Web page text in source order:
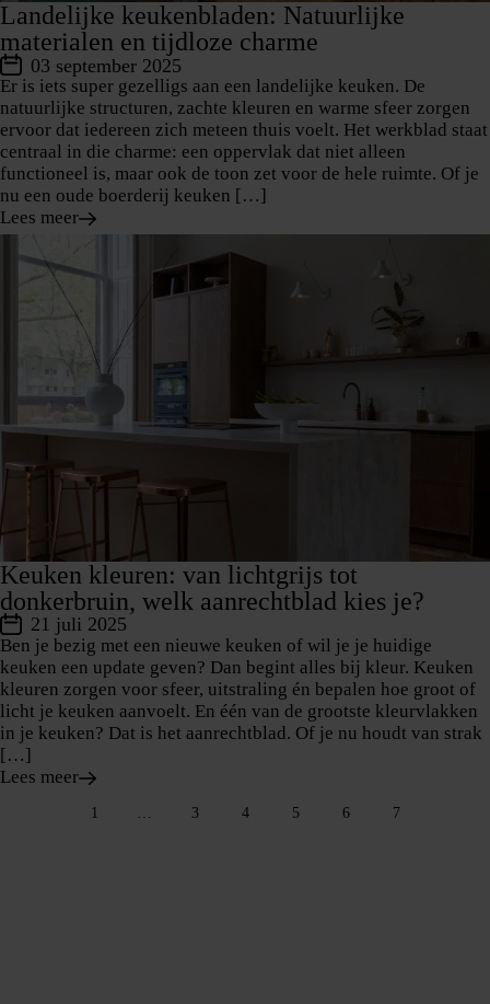
Landelijke keukenbladen: Natuurlijke
materialen en tijdloze charme
03 september 2025
Er is iets super gezelligs aan een landelijke keuken. De
natuurlijke structuren, zachte kleuren en warme sfeer zorgen
ervoor dat iedereen zich meteen thuis voelt. Het werkblad staat
centraal in die charme: een oppervlak dat niet alleen
functioneel is, maar ook de toon zet voor de hele ruimte. Of je
nu een oude boerderij keuken […]
Lees meer
Keuken kleuren: van lichtgrijs tot
donkerbruin, welk aanrechtblad kies je?
21 juli 2025
Ben je bezig met een nieuwe keuken of wil je je huidige
keuken een update geven? Dan begint alles bij kleur. Keuken
kleuren zorgen voor sfeer, uitstraling én bepalen hoe groot of
licht je keuken aanvoelt. En één van de grootste kleurvlakken
in je keuken? Dat is het aanrechtblad. Of je nu houdt van strak
[…]
Lees meer
1 3 4 5 6 7